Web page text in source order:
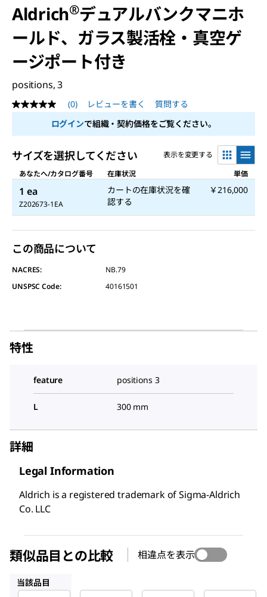
Aldrich®デュアルバンクマニホ
ールド、ガラス製活栓・真空ゲ
ージポート付き
positions, 3
評
な
同
ペ
ジ
の
リ
ク。
(0) レビューを書く
質問する
ログインで組織・契約価格をご覧ください。
サイズを選択してください
表示を変更する
あなたへ/カタログ番号
在庫状況 単価
1 ea
Z202673-1EA
カートの在庫状況を確
認する
￥216,000
この商品について
NACRES:
NB.79
UNSPSC Code:
40161501
特性
feature positions 3
L 300 mm
詳細
Legal Information
Aldrich is a registered trademark of Sigma-Aldrich
Co. LLC
類似品目との比較 相違点を表示
当該品目